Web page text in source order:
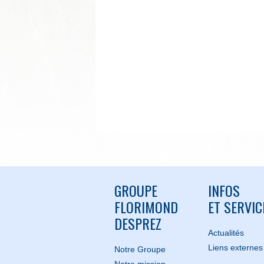
GROUPE
FLORIMOND
DESPREZ
Notre Groupe
INFOS
ET
Actualités
Liens externes